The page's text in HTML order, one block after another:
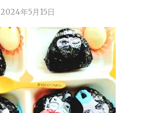
2024年5月15日